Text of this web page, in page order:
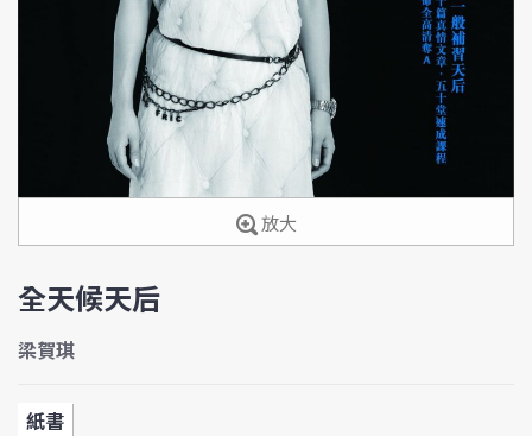
放大
全天候天后
梁賀琪
紙書